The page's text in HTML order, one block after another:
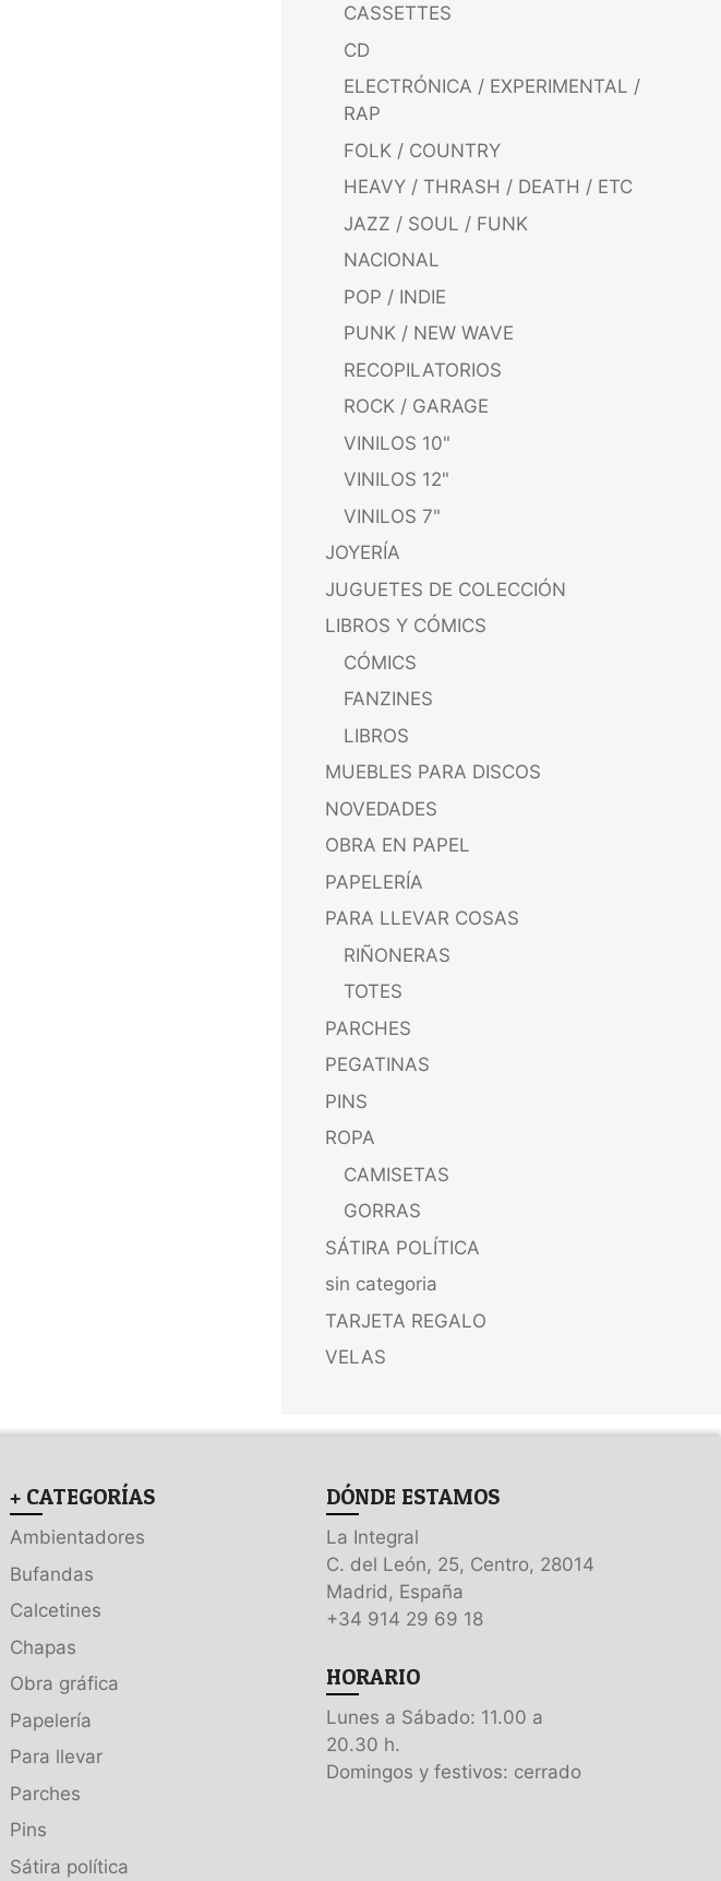
CASSETTES
CD
ELECTRÓNICA / EXPERIMENTAL /
RAP
FOLK / COUNTRY
HEAVY / THRASH / DEATH / ETC
JAZZ / SOUL / FUNK
NACIONAL
POP / INDIE
PUNK / NEW WAVE
RECOPILATORIOS
ROCK / GARAGE
VINILOS 10"
VINILOS 12"
VINILOS 7"
JOYERÍA
JUGUETES DE COLECCIÓN
LIBROS Y CÓMICS
CÓMICS
FANZINES
LIBROS
MUEBLES PARA DISCOS
NOVEDADES
OBRA EN PAPEL
PAPELERÍA
PARA LLEVAR COSAS
RIÑONERAS
TOTES
PARCHES
PEGATINAS
PINS
ROPA
CAMISETAS
GORRAS
SÁTIRA POLÍTICA
sin categoria
TARJETA REGALO
VELAS
+ CATEGORÍAS
Ambientadores
Bufandas
Calcetines
Chapas
Obra gráfica
Papelería
Para llevar
Parches
Pins
Sátira política
DÓNDE ESTAMOS
La Integral
C. del León, 25, Centro, 28014
Madrid, España
+34 914 29 69 18
HORARIO
Lunes a Sábado: 11.00 a
20.30 h.
Domingos y festivos: cerrado